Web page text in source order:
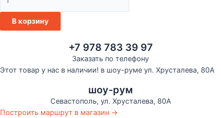
товара
Тандыр
Охотник
В корзину
+7 978 783 39 97
Заказать по телефону
Этот товар у нас в наличии! в шоу-руме ул. Хрусталева, 80А
шоу-рум
Севастополь, ул. Хрусталева, 80А
Построить маршрут в магазин →